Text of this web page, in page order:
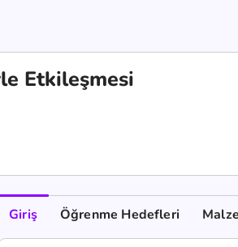
Etkileşmesi
Giriş Öğrenme Hedefleri